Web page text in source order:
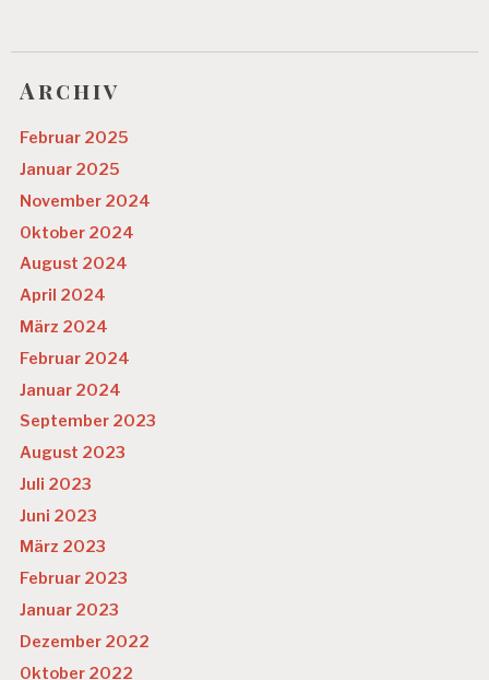
Archiv
Februar 2025
Januar 2025
November 2024
Oktober 2024
August 2024
April 2024
März 2024
Februar 2024
Januar 2024
September 2023
August 2023
Juli 2023
Juni 2023
März 2023
Februar 2023
Januar 2023
Dezember 2022
Oktober 2022